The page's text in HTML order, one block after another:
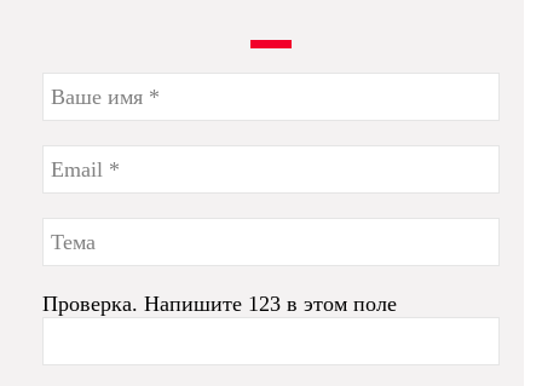
Проверка. Напишите 123 в этом поле